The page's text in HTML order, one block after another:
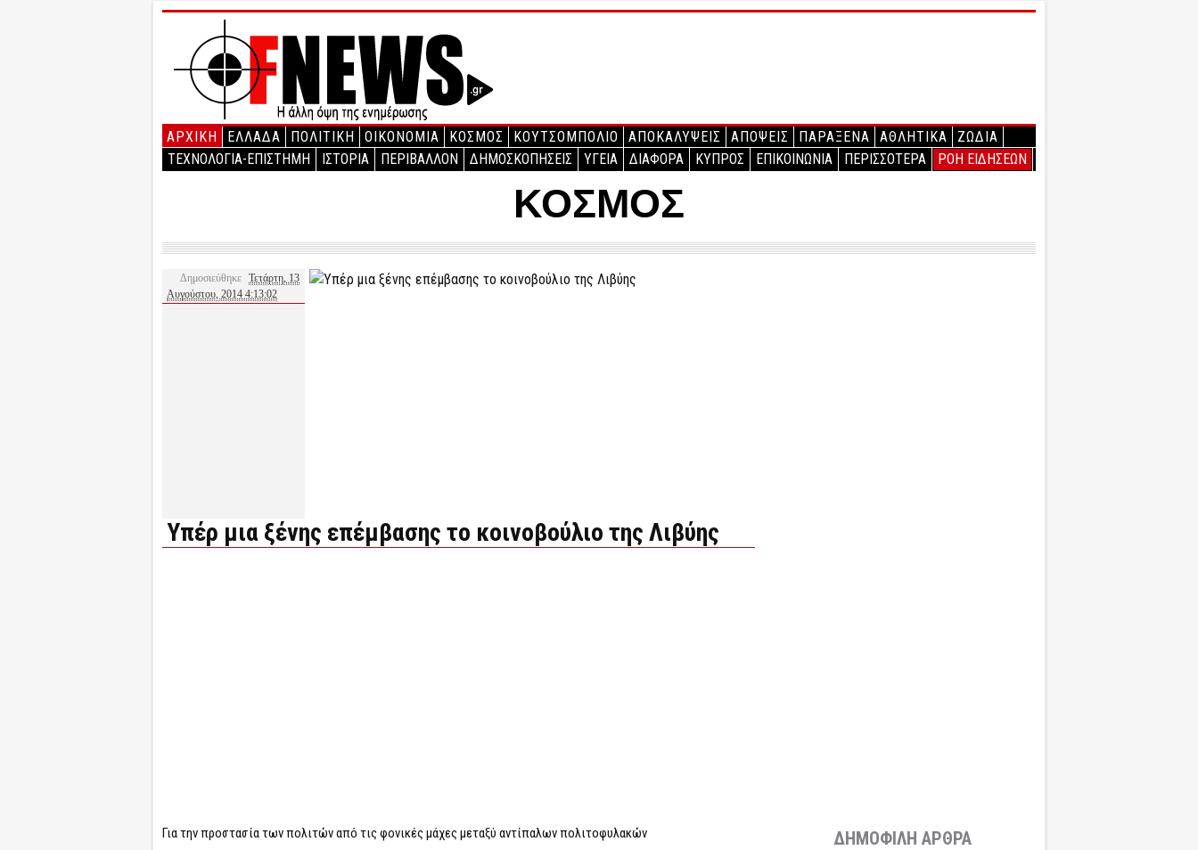
ΑΡΧΙΚΉ ΕΛΛΑΔΑ ΠΟΛΙΤΙΚΗ ΟΙΚΟΝΟΜΙΑ ΚΟΣΜΟΣ ΚΟΥΤΣΟΜΠΟΛΙΟ ΑΠΟΚΑΛΥΨΕΙΣ ΑΠΟΨΕΙΣ ΠΑΡΑΞΕΝΑ ΑΘΛΗΤΙΚΑ
ΖΩΔΙΑ
ΤΕΧΝΟΛΟΓΙΑ-ΕΠΙΣΤΗΜΗ
ΙΣΤΟΡΙΑ ΠΕΡΙΒΑΛΛΟΝ ΔΗΜΟΣΚΟΠΗΣΕΙΣ ΥΓΕΙΑ ΔΙΑΦΟΡΑ ΚΥΠΡΟΣ ΕΠΙΚΟΙΝΩΝΙΑ ΠΕΡΙΣΣΟΤΕΡΑ ΡΟΗ ΕΙΔΗΣΕΩΝ
ΚΟΣΜΟΣ
Δημοσιεύθηκε Τετάρτη, 13
Αυγούστου, 2014 4:13:02
Υπέρ μια ξένης επέμβασης το κοινοβούλιο της Λιβύης
Για την προστασία των πολιτών από τις φονικές μάχες μεταξύ αντίπαλων πολιτοφυλακών ΔΗΜΟΦΙΛΗ ΑΡΘΡΑ